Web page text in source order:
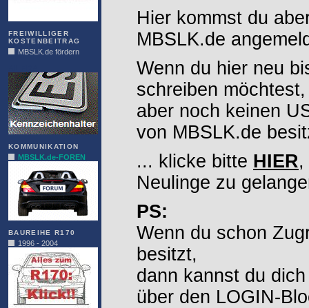
FREIWILLIGER
KOSTENBEITRAG
MBSLK.de fördern
KOMMUNIKATION
MBSLK.de-FOREN
BAUREIHE R170
1996 - 2004
Hier kommst du
MBSLK.de
Wenn du hier neu
schreiben möchtest,
aber noch keinen
von MBSLK.de
... klicke bitte HIER,
Neulinge zu
PS:
Wenn du schon
besitzt,
dann kannst du
über den LOGIN-